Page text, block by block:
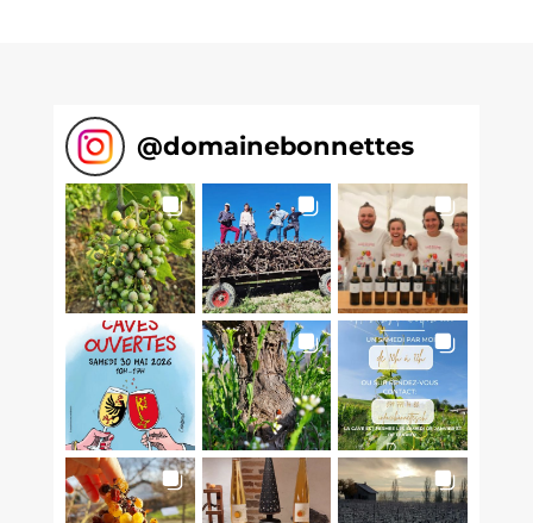
@domainebonnettes